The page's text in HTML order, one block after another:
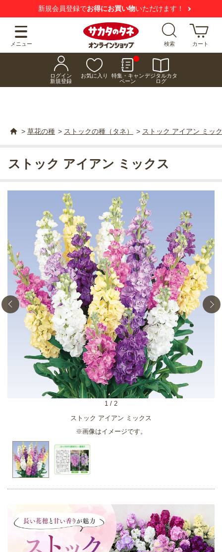
新規会員登録でお得にお買い物いただけます！
メニュー 検索 カート
ログイン
新規登録
お気に入り
特集・キャン
ペーン
デジタルカタ
ログ
> 草花の種 > ストックの種（タネ） > ストック アイアン ミッ
ストック アイアン ミックス
※画像はイメージです。
1 / 2
ストック アイアン ミックス